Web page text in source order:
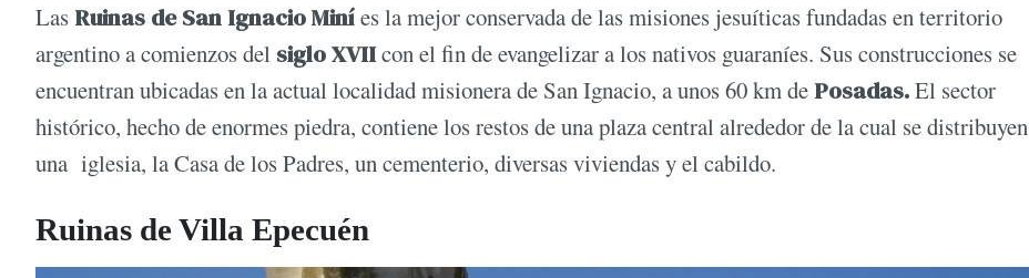
Las Ruinas de San Ignacio Miníes la mejor conservada de las misiones jesuíticas fundadas en territorio
argentino a comienzos del siglo XVIIcon el fin de evangelizar a los nativos guaraníes. Sus construcciones se
encuentran ubicadas en la actual localidad misionera de San Ignacio, a unos 60 km de Posadas.El sector
histórico, hecho de enormes piedra, contiene los restos de una plaza central alrededor de la cual se distribuyen
una iglesia, la Casa de los Padres, un cementerio, diversas viviendas y el cabildo.
Ruinas de Villa Epecuén